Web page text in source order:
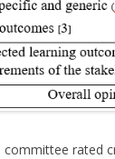
rated